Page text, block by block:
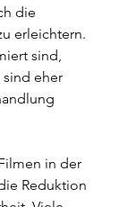
die
erleichtern.
sind,
eher
in der
Reduktion